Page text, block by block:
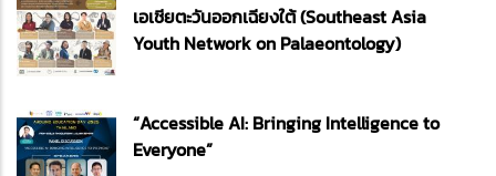
เอเชียตะวันออกเฉียงใต้ (Southeast Asia
Youth Network on Palaeontology)
“Accessible AI: Bringing Intelligence to
Everyone”